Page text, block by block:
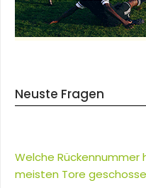
Neuste Fragen
Welche Rückennummer
meisten Tore